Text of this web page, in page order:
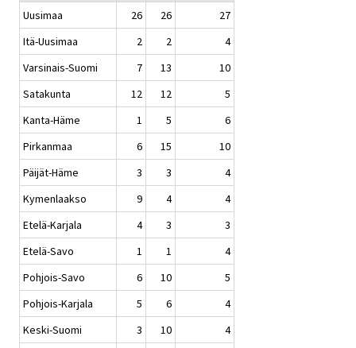
Uusimaa
26 26
27
Itä-Uusimaa
2 2
4
Varsinais-Suomi
7 13
10
Satakunta
12 12
5
Kanta-Häme
1 5
6
Pirkanmaa
6 15
10
Päijät-Häme
3 3
4
Kymenlaakso
9 4
4
Etelä-Karjala
4 3
3
Etelä-Savo
1 1
4
Pohjois-Savo
6 10
5
Pohjois-Karjala
5 6
4
Keski-Suomi
3 10
4